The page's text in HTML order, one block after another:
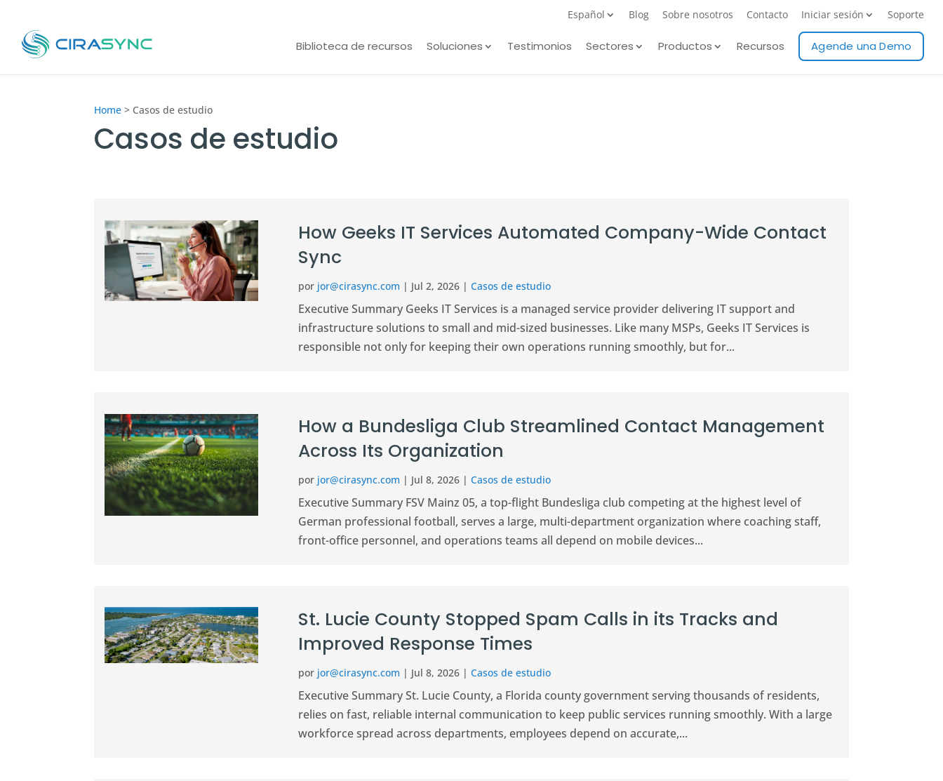
Español Blog Sobre nosotros Contacto Iniciar sesión Soporte
Biblioteca de recursos Soluciones Testimonios Sectores Productos Recursos Agende una Demo
Home > Casos de estudio
Casos de estudio
How Geeks IT Services Automated Company-Wide Contact
Sync
por jor@cirasync.com | Jul 2, 2026 |Casos de estudio
Executive Summary Geeks IT Services is a managed service provider delivering IT support and
infrastructure solutions to small and mid-sized businesses. Like many MSPs, Geeks IT Services is
responsible not only for keeping their own operations running smoothly, but for...
How a Bundesliga Club Streamlined Contact Management
Across Its Organization
por jor@cirasync.com | Jul 8, 2026 |Casos de estudio
Executive Summary FSV Mainz 05, a top-flight Bundesliga club competing at the highest level of
German professional football, serves a large, multi-department organization where coaching staff,
front-office personnel, and operations teams all depend on mobile devices...
St. Lucie County Stopped Spam Calls in its Tracks and
Improved Response Times
por jor@cirasync.com | Jul 8, 2026 |Casos de estudio
Executive Summary St. Lucie County, a Florida county government serving thousands of residents,
relies on fast, reliable internal communication to keep public services running smoothly. With a large
workforce spread across departments, employees depend on accurate,...